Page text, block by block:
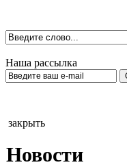
Наша рассылка
закрыть
Новости